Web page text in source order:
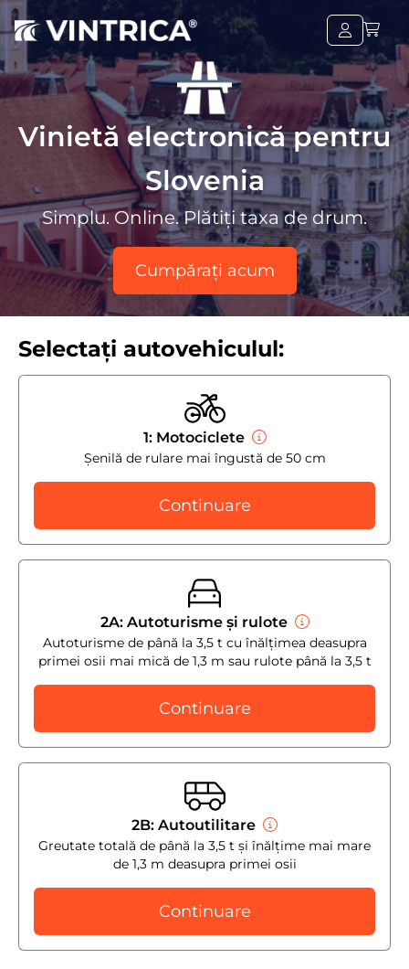
Vinietă electronică pentru
Slovenia
Simplu. Online. Plătiți taxa de drum.
Cumpărați acum
Selectați autovehiculul:
1: Motociclete
Șenilă de rulare mai îngustă de 50 cm
Continuare
2A: Autoturisme și rulote
Autoturisme de până la 3,5 t cu înălțimea deasupra
primei osii mai mică de 1,3 m sau rulote până la 3,5 t
Continuare
2B: Autoutilitare
Greutate totală de până la 3,5 t și înălțime mai mare
de 1,3 m deasupra primei osii
Continuare